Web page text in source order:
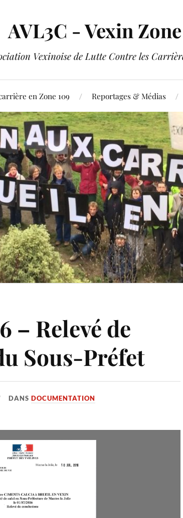
AVL3C - Vexin
Vexinoise de Lutte Contre les
en Zone 109 Reportages & Médias
– Relevé de
Sous-Préfet
DANSDOCUMENTATION